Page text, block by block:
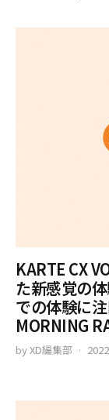
KARTE CX
た新感覚の
での体験に
MORNING
byXD編集部